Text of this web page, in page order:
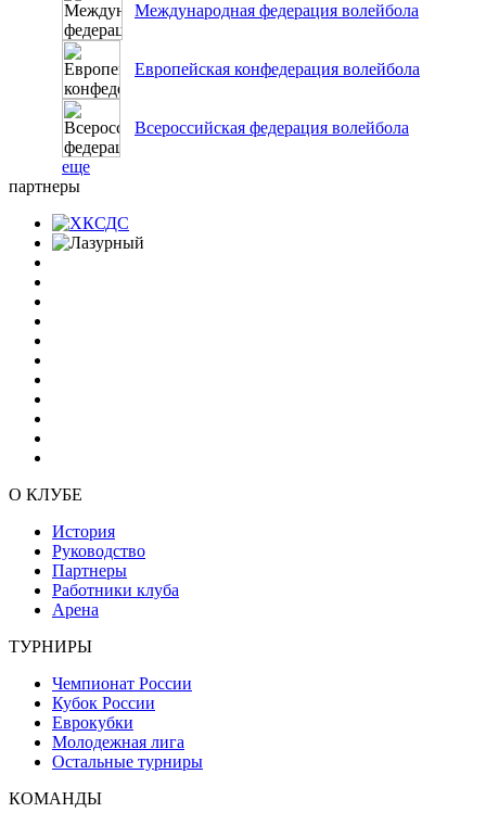
Международная федерация волейбола
Европейская конфедерация волейбола
Всероссийская федерация волейбола
еще
партнеры
О КЛУБЕ
История
Руководство
Партнеры
Работники клуба
Арена
ТУРНИРЫ
Чемпионат России
Кубок России
Еврокубки
Молодежная лига
Остальные турниры
КОМАНДЫ